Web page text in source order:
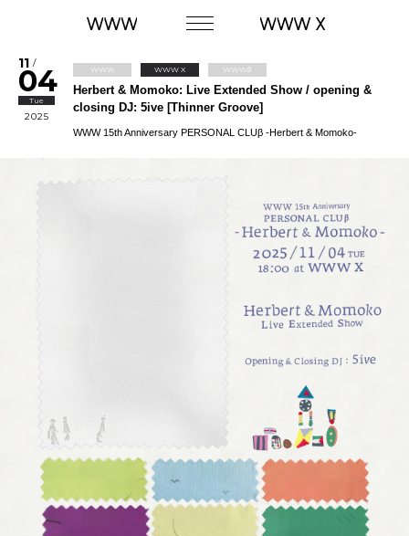
11 /
04
Tue
2025
WWW WWW X WWWβ
Herbert & Momoko: Live Extended Show / opening &
closing DJ: 5ive [Thinner Groove]
WWW 15th Anniversary PERSONAL CLUβ -Herbert & Momoko-